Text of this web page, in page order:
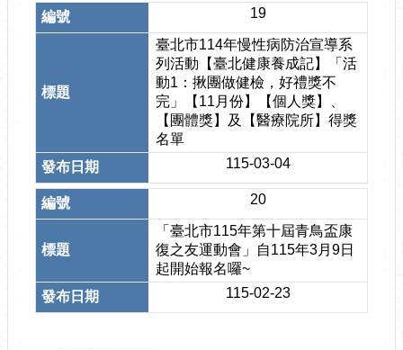
19
臺北市114年慢性病防治宣導系
列活動【臺北健康養成記】「活
動1：揪團做健檢，好禮獎不
完」【11月份】【個人獎】、
【團體獎】及【醫療院所】得獎
名單
115-03-04
20
「臺北市115年第十屆青鳥盃康
復之友運動會」自115年3月9日
起開始報名囉~
115-02-23